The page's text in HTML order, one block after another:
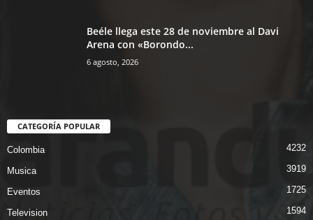
Beéle llega este 28 de noviembre al Davi
Arena con «Borondo...
6 agosto, 2026
CATEGORÍA POPULAR
Colombia 4232
Musica 3919
Eventos 1725
Television 1594